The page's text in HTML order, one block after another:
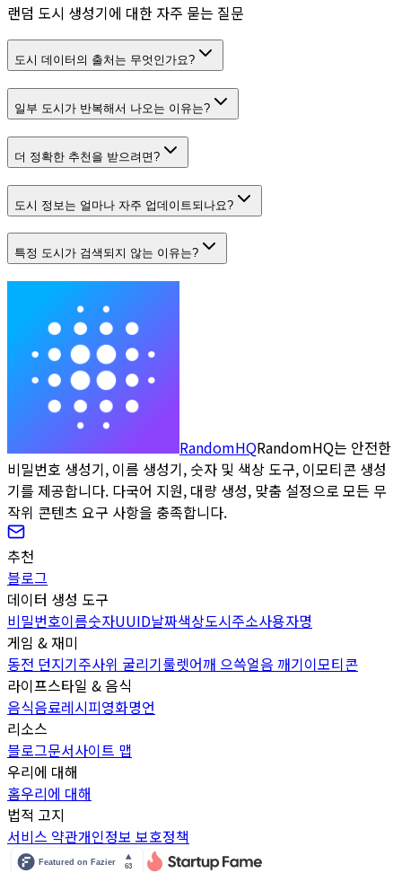
랜덤 도시 생성기에 대한 자주 묻는 질문
도시 데이터의 출처는 무엇인가요?
일부 도시가 반복해서 나오는 이유는?
더 정확한 추천을 받으려면?
도시 정보는 얼마나 자주 업데이트되나요?
특정 도시가 검색되지 않는 이유는?
RandomHQRandomHQ는 안전한
비밀번호 생성기, 이름 생성기, 숫자 및 색상 도구, 이모티콘 생성
기를 제공합니다. 다국어 지원, 대량 생성, 맞춤 설정으로 모든 무
작위 콘텐츠 요구 사항을 충족합니다.
추천
블로그
데이터 생성 도구
비밀번호이름숫자UUID날짜색상도시주소사용자명
게임 & 재미
동전 던지기주사위 굴리기룰렛어깨 으쓱얼음 깨기이모티콘
라이프스타일 & 음식
음식음료레시피영화명언
리소스
블로그문서사이트 맵
우리에 대해
홈우리에 대해
법적 고지
서비스 약관개인정보 보호정책